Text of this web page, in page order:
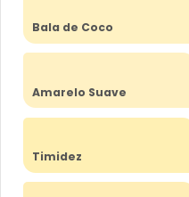
Bala de Coco
Amarelo Suave
Timidez